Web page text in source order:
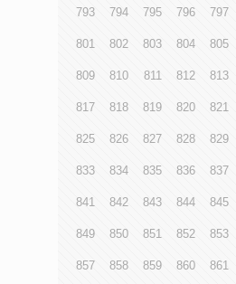
793 794 795 796 797
801 802 803 804 805
809 810 811 812 813
817 818 819 820 821
825 826 827 828 829
833 834 835 836 837
841 842 843 844 845
849 850 851 852 853
857 858 859 860 861